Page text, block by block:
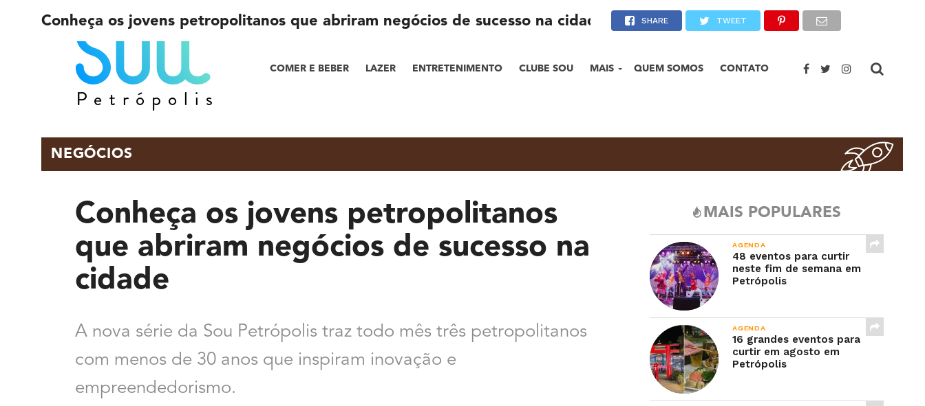
COMER E BEBER LAZER ENTRETENIMENTO CLUBE SOU MAIS QUEM SOMOS CONTATO
Conheça os jovens petropolitanos que abriram negócios de sucesso na cidade SHARE TWEET
NEGÓCIOS
Conheça os jovens petropolitanos
que abriram negócios de sucesso na
cidade
A nova série da Sou Petrópolis traz todo mês três petropolitanos
com menos de 30 anos que inspiram inovação e
empreendedorismo.
MAIS POPULARES
AGENDA
48 eventos para curtir
neste fim de semana em
Petrópolis
AGENDA
16 grandes eventos para
curtir em agosto em
Petrópolis